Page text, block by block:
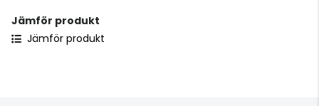
Jämför produkt
Jämför produkt